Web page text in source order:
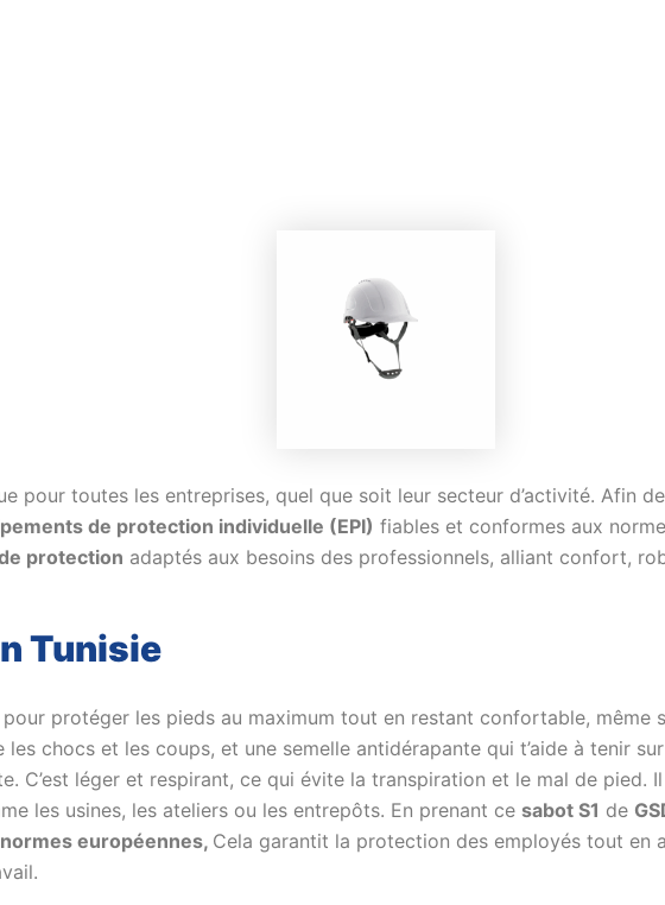
pour toutes les entreprises, quel que soit leur secteur d’activité. Afin
de protection individuelle (EPI) fiables et conformes aux
protection adaptés aux besoins des professionnels, alliant confort,
Tunisie
protéger les pieds au maximum tout en restant confortable, même
chocs et les coups, et une semelle antidérapante qui t’aide à tenir
C’est léger et respirant, ce qui évite la transpiration et le mal de pied.
les usines, les ateliers ou les entrepôts. En prenant ce sabot S1 de
normes européennes, Cela garantit la protection des employés tout en